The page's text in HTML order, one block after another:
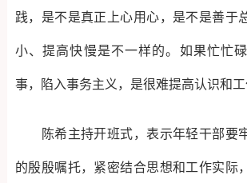
践，是不是真正上心用心，是不是善于
小、提高快慢是不一样的。如果忙忙
事，陷入事务主义，是很难提高认识和工
陈希主持开班式，表示年轻干部要
的殷殷嘱托，紧密结合思想和工作实际